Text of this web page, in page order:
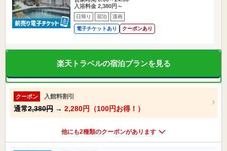
入浴料金 2,380円～
日帰り 宿泊 漫画
電子チケットあり クーポンあり
楽天トラベルの宿泊プランを見る
クーポン 入館料割引
通常2,380円 → 2,280円（100円お得！）
他にも2種類のクーポンがあります